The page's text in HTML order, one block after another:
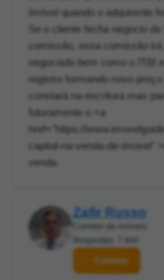
imóvel quando o adquirente
Se o cliente fecha negocio
comissão, essa comissão irá
negociado bem como o ITBI
registro formando novo
constará na escritura mas
futuramente o <a
href="https://
capital-na-venda-de-imovel"
venda.
Zafir Russo
Corretor de imóveis
Respostas: 7.840
Contatar